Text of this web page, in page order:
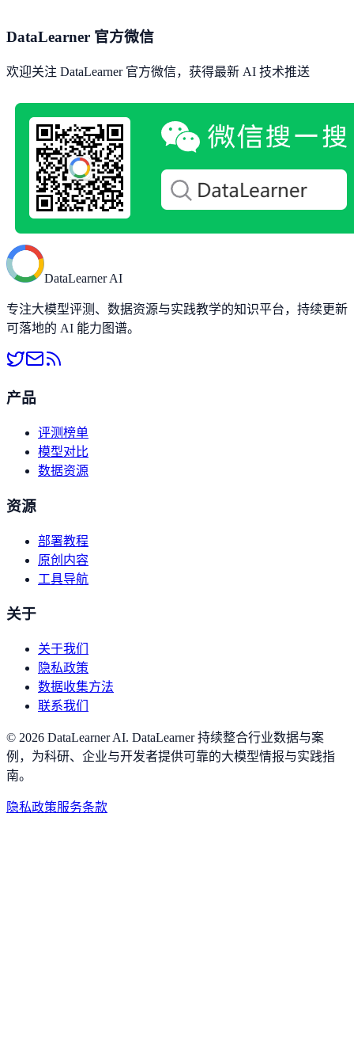
DataLearner 官方微信
欢迎关注 DataLearner 官方微信，获得最新 AI 技术推送
DataLearner AI
专注大模型评测、数据资源与实践教学的知识平台，持续更新
可落地的 AI 能力图谱。
产品
评测榜单
模型对比
数据资源
资源
部署教程
原创内容
工具导航
关于
关于我们
隐私政策
数据收集方法
联系我们
© 2026 DataLearner AI. DataLearner 持续整合行业数据与案
例，为科研、企业与开发者提供可靠的大模型情报与实践指
南。
隐私政策服务条款